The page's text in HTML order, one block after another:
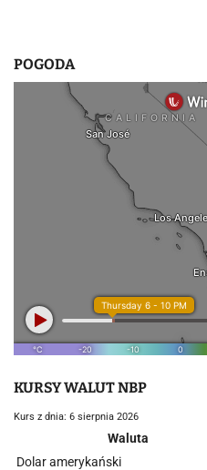
POGODA
KURSY WALUT NBP
Kurs z dnia: 6 sierpnia 2026
Waluta
Dolar amerykański